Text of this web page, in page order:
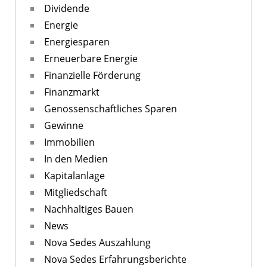
Dividende
Energie
Energiesparen
Erneuerbare Energie
Finanzielle Förderung
Finanzmarkt
Genossenschaftliches Sparen
Gewinne
Immobilien
In den Medien
Kapitalanlage
Mitgliedschaft
Nachhaltiges Bauen
News
Nova Sedes Auszahlung
Nova Sedes Erfahrungsberichte